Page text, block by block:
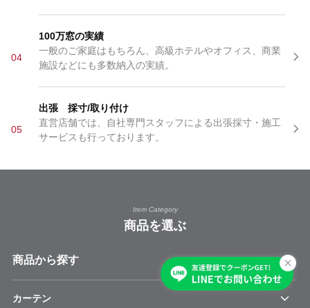
04
100万窓の実績
一般のご家庭はもちろん、高級ホテルやオフィス、商業
施設などにも多数納入の実績。
05
出張 採寸/取り付け
直営店舗では、自社専門スタッフによる出張採寸・施工
サービスも行っております。
Item Category
商品を選ぶ
商品から探す
カーテン